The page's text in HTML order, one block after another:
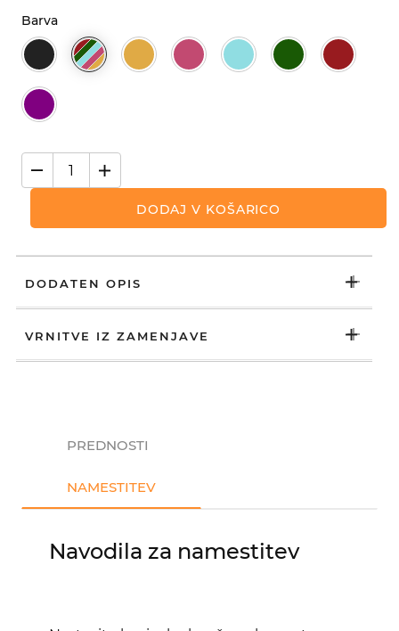
Barva
DODAJ V KOŠARICO
DODATEN OPIS
VRNITVE IZ ZAMENJAVE
PREDNOSTI
NAMESTITEV
Navodila za namestitev